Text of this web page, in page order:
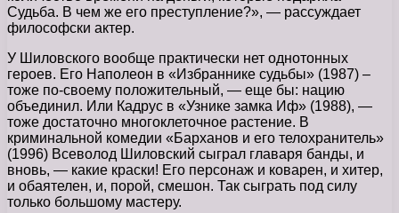
Судьба. В чем же его преступление?», — рассуждает
философски актер.
У Шиловского вообще практически нет однотонных
героев. Его Наполеон в «Избраннике судьбы» (1987) –
тоже по-своему положительный, — еще бы: нацию
объединил. Или Кадрус в «Узнике замка Иф» (1988), —
тоже достаточно многоклеточное растение. В
криминальной комедии «Барханов и его телохранитель»
(1996) Всеволод Шиловский сыграл главаря банды, и
вновь, — какие краски! Его персонаж и коварен, и хитер,
и обаятелен, и, порой, смешон. Так сыграть под силу
только большому мастеру.